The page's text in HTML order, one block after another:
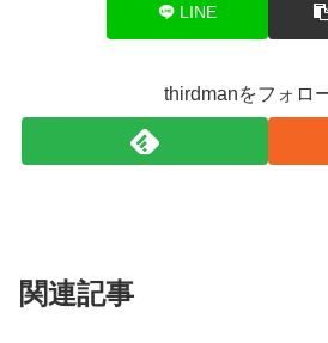
LINE
thirdmanをフォロ
関連記事